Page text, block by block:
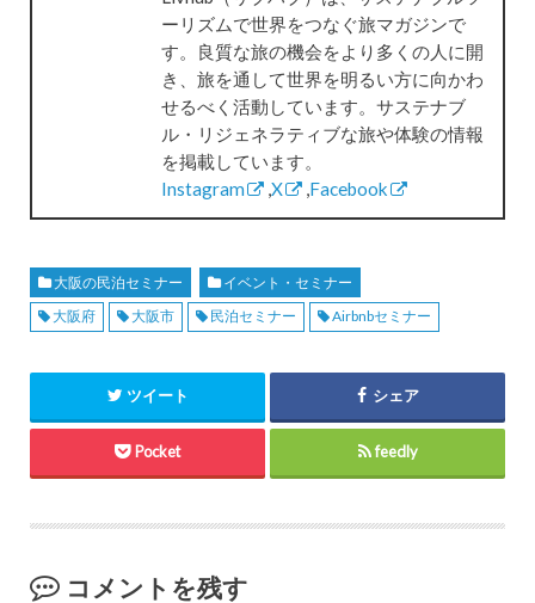
ーリズムで世界をつなぐ旅マガジンで
す。良質な旅の機会をより多くの人に開
き、旅を通して世界を明るい方に向かわ
せるべく活動しています。サステナブ
ル・リジェネラティブな旅や体験の情報
を掲載しています。
Instagram
X Facebook
大阪の民泊セミナー
イベント・セミナー
大阪府
大阪市 民泊セミナー Airbnbセミナー
ツイート シェア
Pocket feedly
コメントを残す